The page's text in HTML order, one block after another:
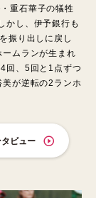
重石華子の犠牲
かし、伊予銀行も
振り出しに戻し
ムランが生まれ
回、5回と1点ずつ
が逆転の2ランホ
ビュー